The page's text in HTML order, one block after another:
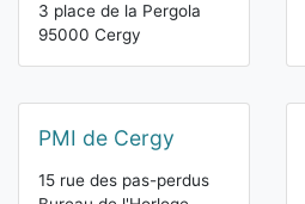
3 place de la Pergola
95000 Cergy
PMI de Cergy
15 rue des pas-perdus